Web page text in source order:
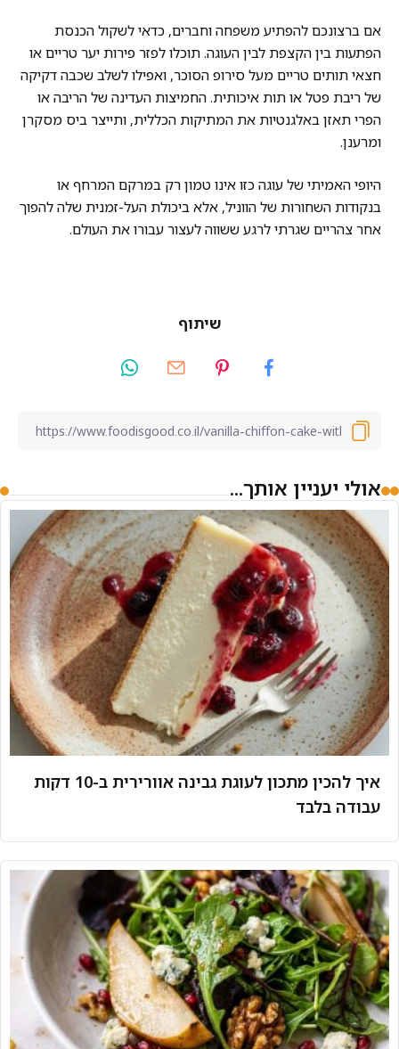
אם ברצונכם להפתיע משפחה וחברים, כדאי לשקול הכנסת
הפתעות בין הקצפת לבין העוגה. תוכלו לפזר פירות יער טריים או
חצאי תותים טריים מעל סירופ הסוכר, ואפילו לשלב שכבה דקיקה
של ריבת פטל או תות איכותית. החמיצות העדינה של הריבה או
הפרי תאזן באלגנטיות את המתיקות הכללית, ותייצר ביס מסקרן
ומרענן.
היופי האמיתי של עוגה כזו אינו טמון רק במרקם המרחף או
בנקודות השחורות של הווניל, אלא ביכולת העל-זמנית שלה להפוך
אחר צהריים שגרתי לרגע ששווה לעצור עבורו את העולם.
שיתוף
אולי יעניין אותך...
איך להכין מתכון לעוגת גבינה אוורירית ב-10 דקות
עבודה בלבד